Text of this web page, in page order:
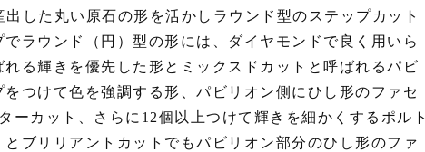
した丸い原石の形を活かしラウンド型のステップカット
ラウンド（円）型の形には、ダイヤモンドで良く用いら
る輝きを優先した形とミックスドカットと呼ばれるパビ
つけて色を強調する形、パビリオン側にひし形のファセ
ーカット、さらに12個以上つけて輝きを細かくするポルト
ブリリアントカットでもパビリオン部分のひし形のファ